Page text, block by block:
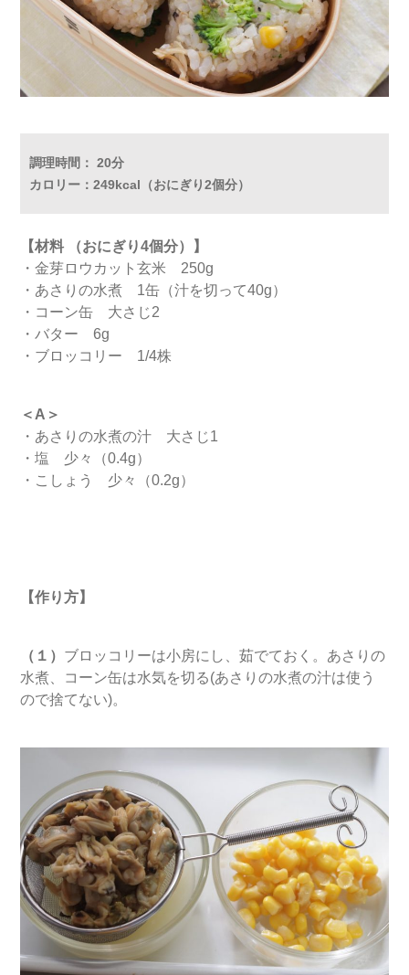
調理時間： 20分
カロリー：249kcal（おにぎり2個分）
【材料 （おにぎり4個分）】
・金芽ロウカット玄米 250g
・あさりの水煮 1缶（汁を切って40g）
・コーン缶 大さじ2
・バター 6g
・ブロッコリー 1/4株
＜A＞
・あさりの水煮の汁 大さじ1
・塩 少々（0.4g）
・こしょう 少々（0.2g）
【作り方】
（１） ブロッコリーは小房にし、茹でておく。あさりの
水煮、コーン缶は水気を切る(あさりの水煮の汁は使う
ので捨てない)。